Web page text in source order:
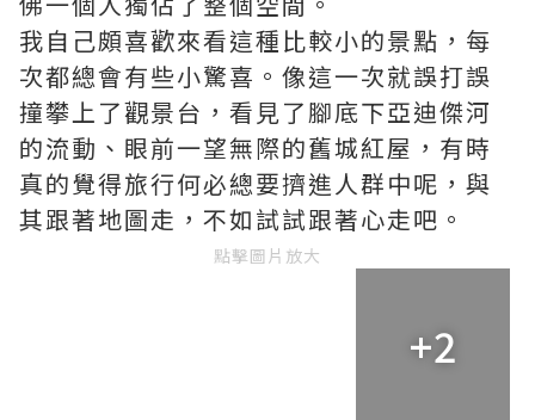
我自己頗喜歡來看這種比較小的景點，每
次都總會有些小驚喜。像這一次就誤打誤
撞攀上了觀景台，看見了腳底下亞迪傑河
的流動、眼前一望無際的舊城紅屋，有時
真的覺得旅行何必總要擠進人群中呢，與
其跟著地圖走，不如試試跟著心走吧。
點擊圖片放大
+2